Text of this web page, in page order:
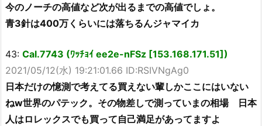
今のノーチの高値など次が出るまでの高値でしょ。
青3針は400万くらいには落ちるんジャマイカ
43: Cal.7743 (ﾜｯﾁｮｲ ee2e-nFSz [153.168.171.51])
2021/05/12(水) 19:21:01.66 ID:RSIVNgAg0
日本だけの憶測で考えてる買えない輩しかここにはいない
ねw世界のパテック。その物差しで測っていまの相場 日本
人はロレックスでも買って自己満足があってますよ